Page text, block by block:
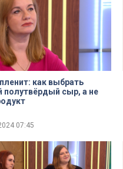
как выбрать
полутвёрдый сыр, а не
07:45